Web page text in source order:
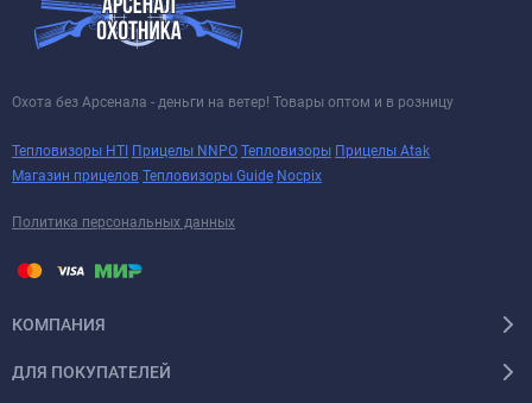
Охота без Арсенала - деньги на ветер! Товары оптом и в розницу
Тепловизоры HTI Прицелы NNPO Тепловизоры Прицелы Atak
Магазин прицелов Тепловизоры Guide Nocpix
Политика персональных данных
КОМПАНИЯ
ДЛЯ ПОКУПАТЕЛЕЙ